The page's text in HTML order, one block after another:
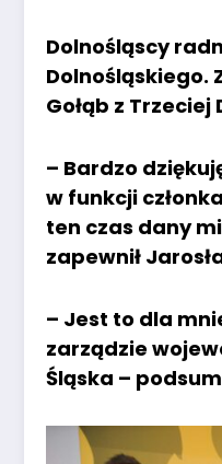
Dolnośląscy
Dolnośląskiego.
Gołąb z
– Bardzo
w funkcji
ten czas dany
zapewnił
– Jest to dla
zarządzie
Śląska –